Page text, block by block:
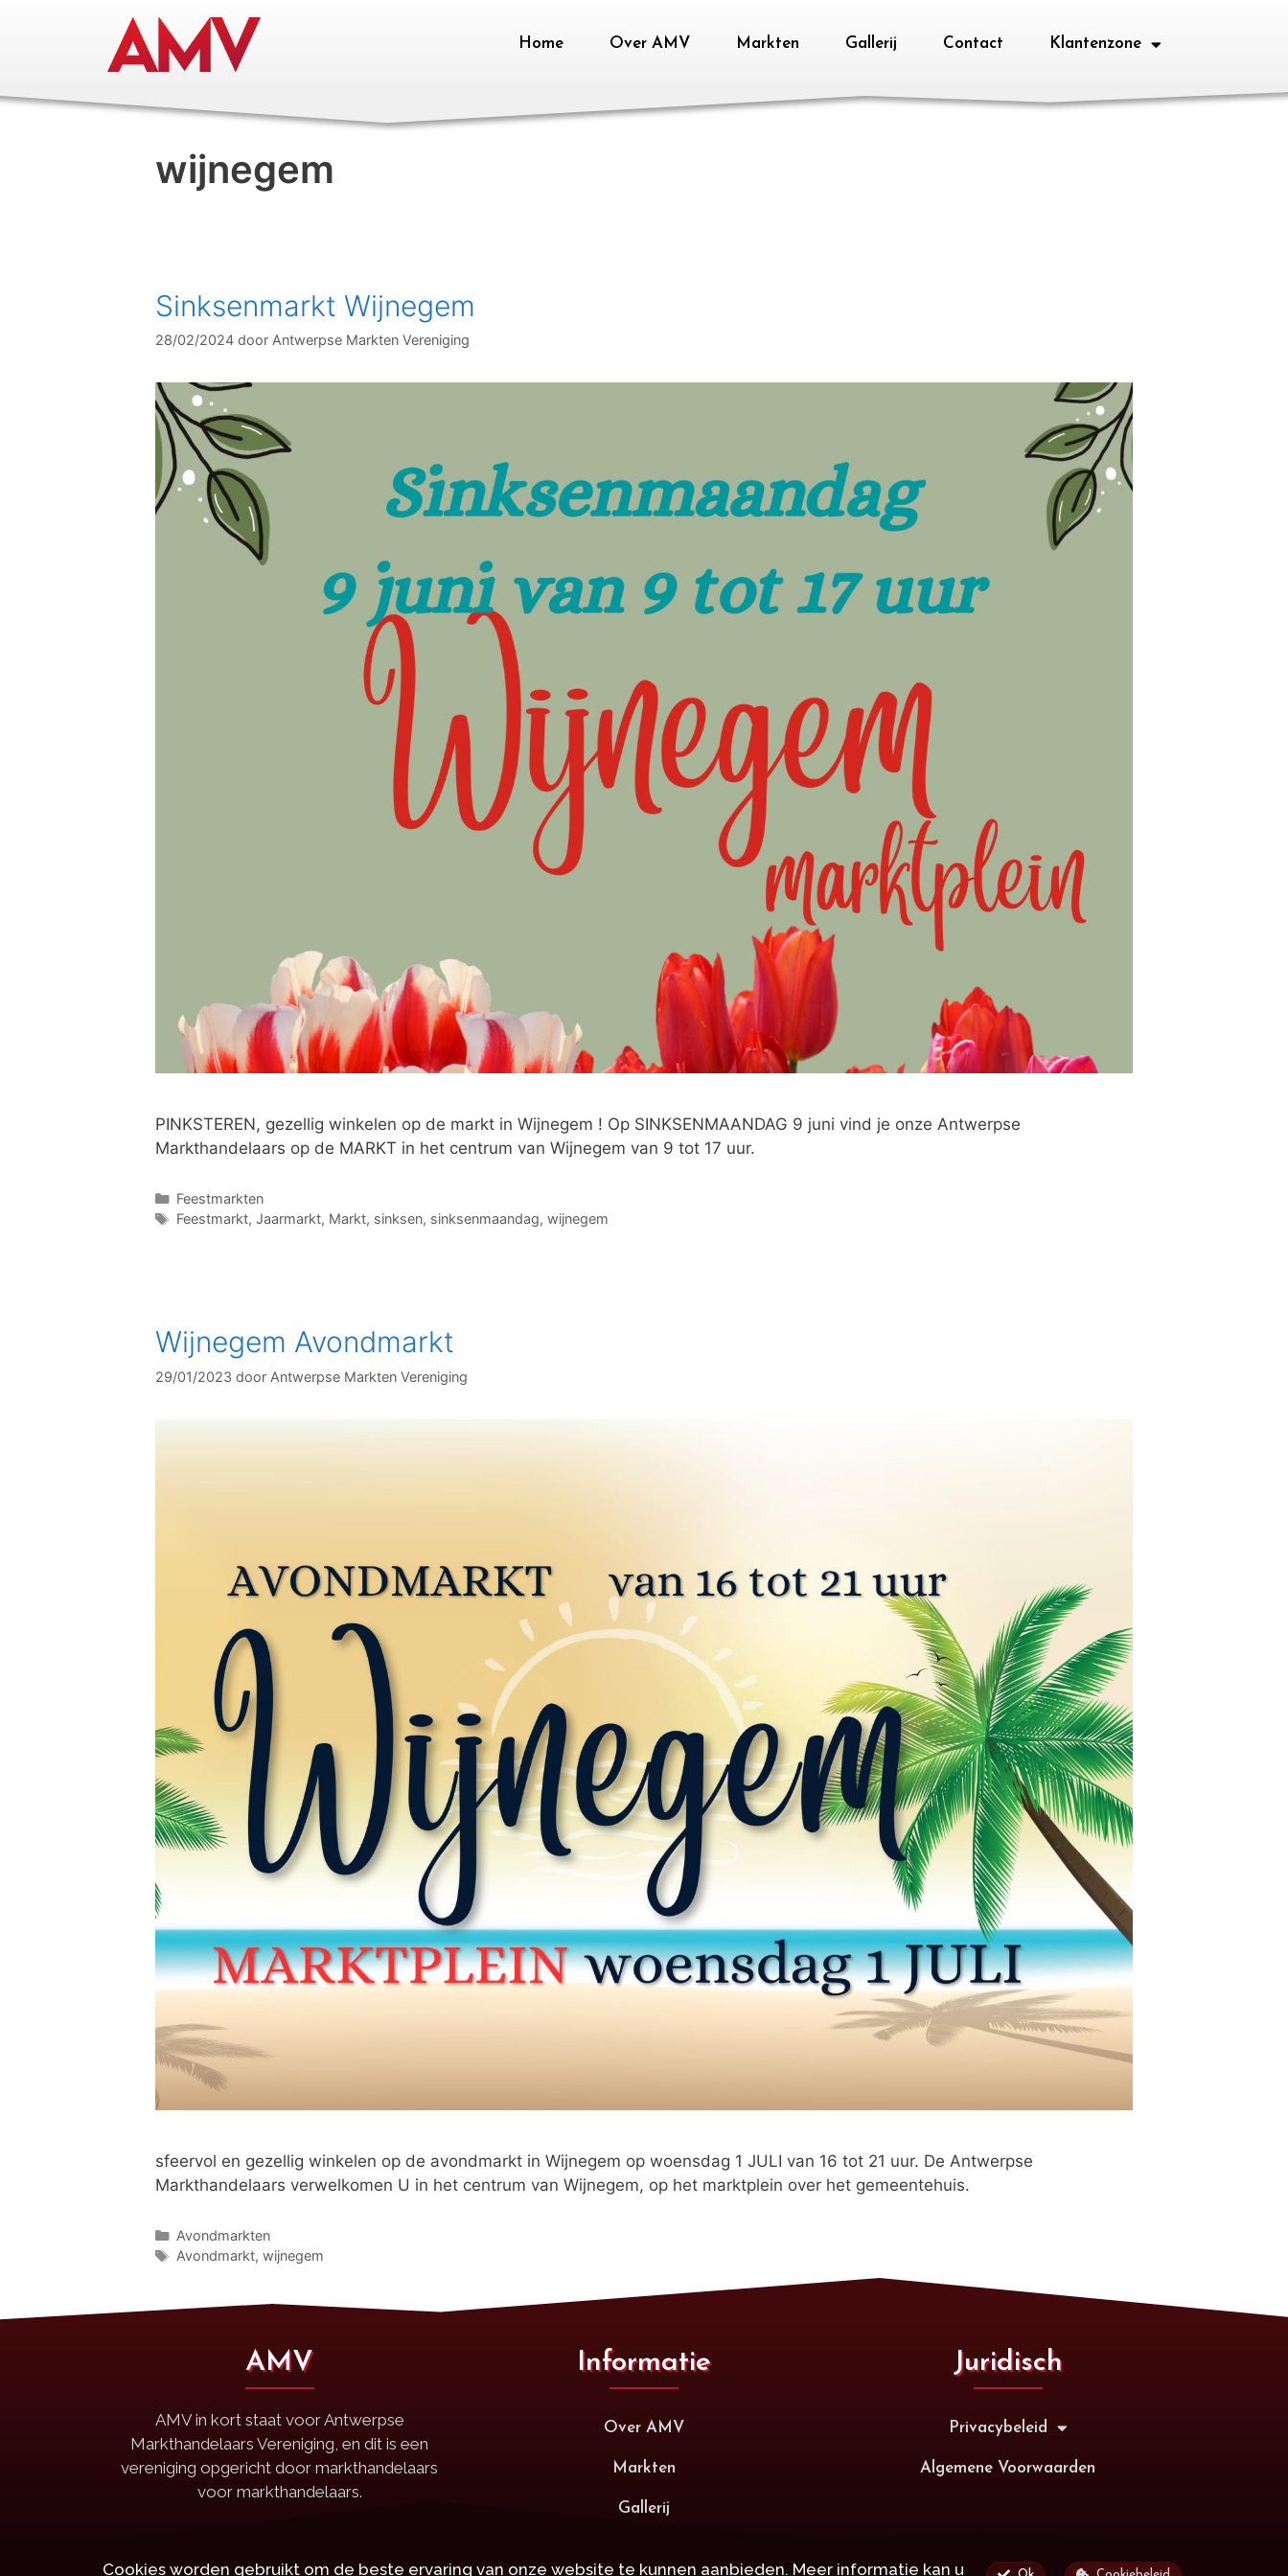
Home Over AMV Markten Gallerij Contact Klantenzone
wijnegem
Sinksenmarkt Wijnegem
28/02/2024 door Antwerpse Markten Vereniging
PINKSTEREN, gezellig winkelen op de markt in Wijnegem ! Op SINKSENMAANDAG 9 juni vind je onze Antwerpse
Markthandelaars op de MARKT in het centrum van Wijnegem van 9 tot 17 uur.
Feestmarkten
Feestmarkt, Jaarmarkt, Markt, sinksen, sinksenmaandag, wijnegem
Wijnegem Avondmarkt
29/01/2023 door Antwerpse Markten Vereniging
sfeervol en gezellig winkelen op de avondmarkt in Wijnegem op woensdag 1 JULI van 16 tot 21 uur. De Antwerpse
Markthandelaars verwelkomen U in het centrum van Wijnegem, op het marktplein over het gemeentehuis.
Avondmarkten
Avondmarkt, wijnegem
AMV
AMV in kort staat voor Antwerpse
Markthandelaars Vereniging, en dit is een
vereniging opgericht door markthandelaars
voor markthandelaars.
Informatie
Over AMV
Markten
Gallerij
Juridisch
Privacybeleid
Algemene Voorwaarden
Cookies worden gebruikt om de beste ervaring van onze website te kunnen aanbieden. Meer informatie kan u